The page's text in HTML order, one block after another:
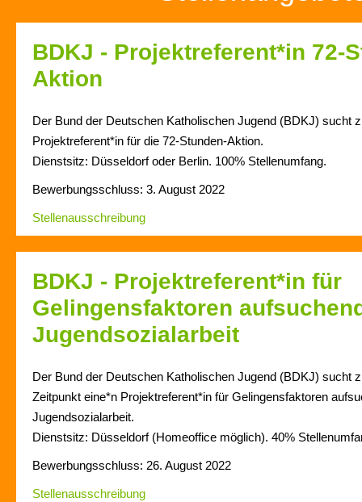
BDKJ - Projektreferent*in 72-
Aktion
Der Bund der Deutschen Katholischen Jugend (BDKJ) sucht
Projektreferent*in für die 72-Stunden-Aktion.
Dienstsitz: Düsseldorf oder Berlin. 100% Stellenumfang.
Bewerbungsschluss: 3. August 2022
Stellenausschreibung
BDKJ - Projektreferent*in für
Gelingensfaktoren
Jugendsozialarbeit
Der Bund der Deutschen Katholischen Jugend (BDKJ) sucht
Zeitpunkt eine*n Projektreferent*in für Gelingensfaktoren
Jugendsozialarbeit.
Dienstsitz: Düsseldorf (Homeoffice möglich). 40%
Bewerbungsschluss: 26. August 2022
Stellenausschreibung